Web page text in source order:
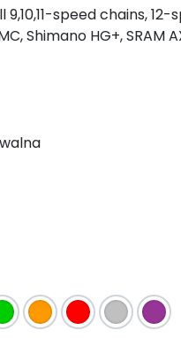
speed chains, 12-
Shimano HG+, SRAM